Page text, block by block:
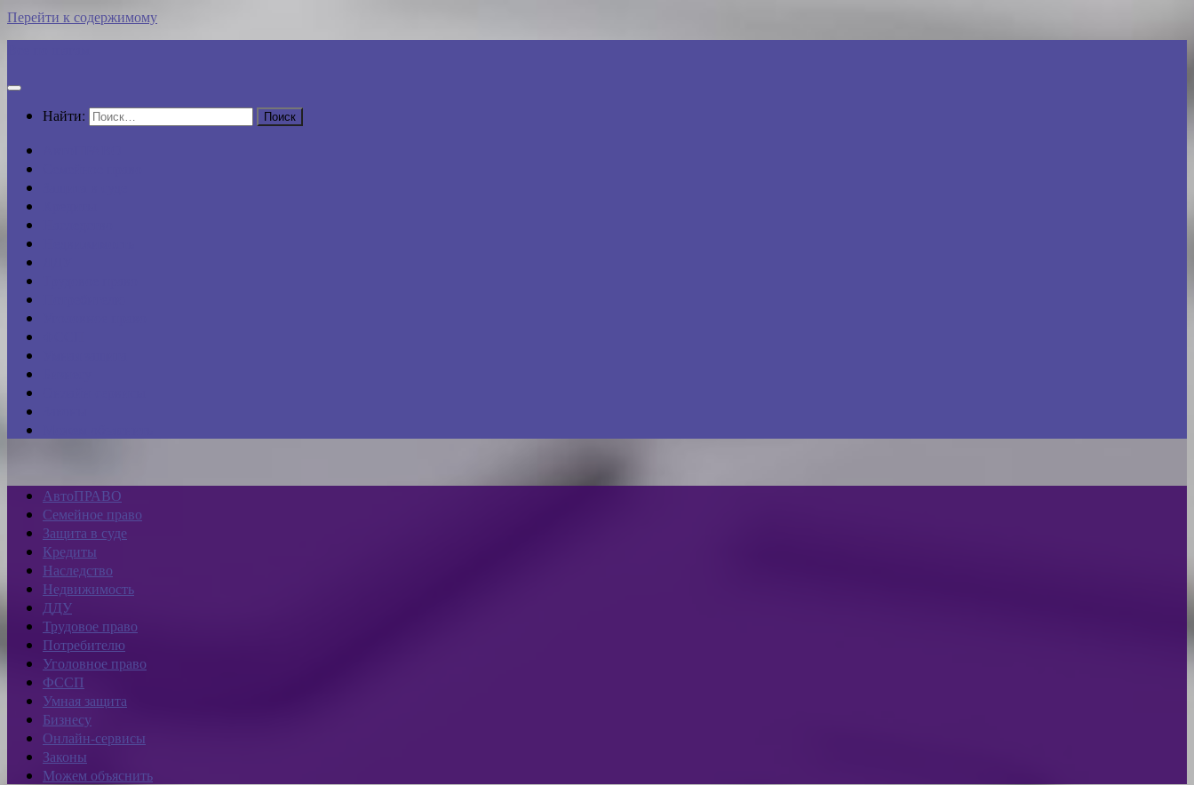
Перейти к содержимому
Найти:
АвтоПРАВО
Семейное право
Защита в суде
Кредиты
Наследство
Недвижимость
ДДУ
Трудовое право
Потребителю
Уголовное право
ФССП
Умная защита
Бизнесу
Онлайн-сервисы
Законы
Можем объяснить